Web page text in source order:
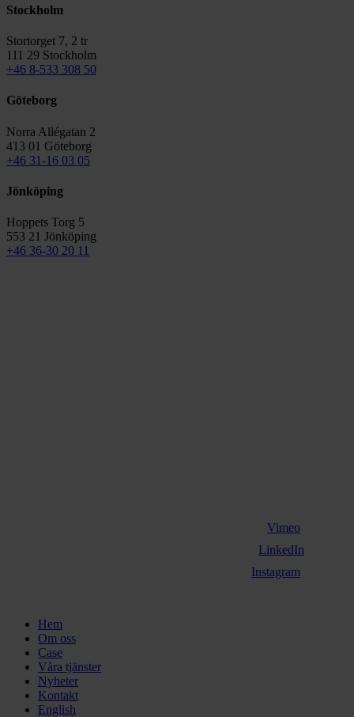
Stockholm
Stortorget 7, 2 tr
111 29 Stockholm
+46 8-533 308 50
Göteborg
Norra Allégatan 2
413 01 Göteborg
+46 31-16 03 05
Jönköping
Hoppets Torg 5
553 21 Jönköping
+46 36-30 20 11
Vimeo
LinkedIn
Instagram
Close
Menu
Hem
Om oss
Case
Våra tjänster
Nyheter
Kontakt
English